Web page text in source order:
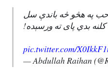
په هڅو څه باندې سل
کلنه بدي پای ته ورسېده!
pic.twitter.com/
— Abdullah Raihan